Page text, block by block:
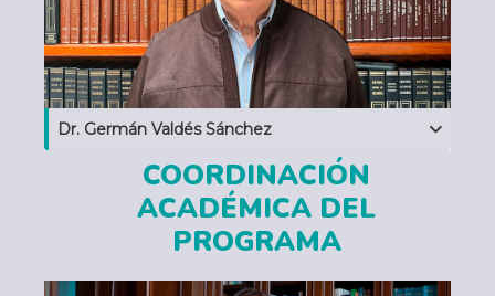
Dr. Germán Valdés Sánchez
COORDINACIÓN
ACADÉMICA DEL
PROGRAMA